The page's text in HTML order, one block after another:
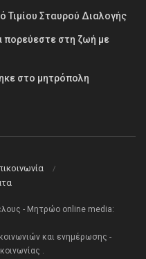
Τιμίου Σταυρού Διαλογής
πορεύεστε στη ζωή με
στο μητρόπολη
- Μητρώο online media:
και ενημέρωσης -
.